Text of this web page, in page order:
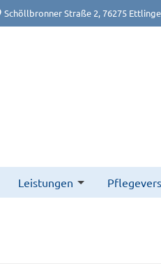
Schöllbronner Straße 2, 76275
Leistungen